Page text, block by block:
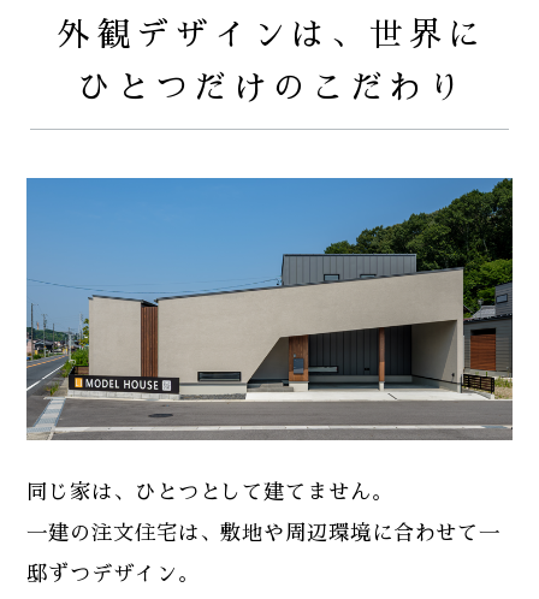
外観デザインは、世界に
ひとつだけのこだわり
同じ家は、ひとつとして建てません。
一建の注文住宅は、敷地や周辺環境に合わせて一
邸ずつデザイン。